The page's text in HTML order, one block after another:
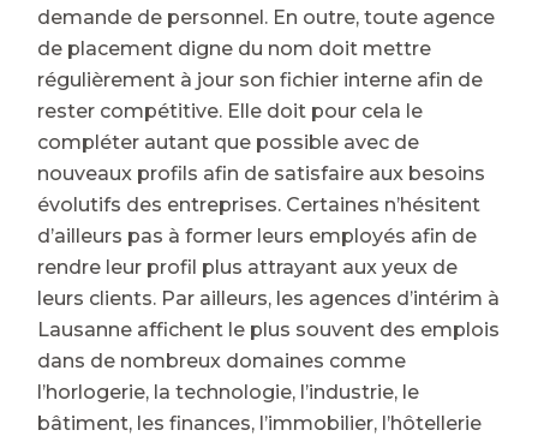
demande de personnel. En outre, toute agence
de placement digne du nom doit mettre
régulièrement à jour son fichier interne afin de
rester compétitive. Elle doit pour cela le
compléter autant que possible avec de
nouveaux profils afin de satisfaire aux besoins
évolutifs des entreprises. Certaines n’hésitent
d’ailleurs pas à former leurs employés afin de
rendre leur profil plus attrayant aux yeux de
leurs clients. Par ailleurs, les agences d’intérim à
Lausanne affichent le plus souvent des emplois
dans de nombreux domaines comme
l’horlogerie, la technologie, l’industrie, le
bâtiment, les finances, l’immobilier, l’hôtellerie